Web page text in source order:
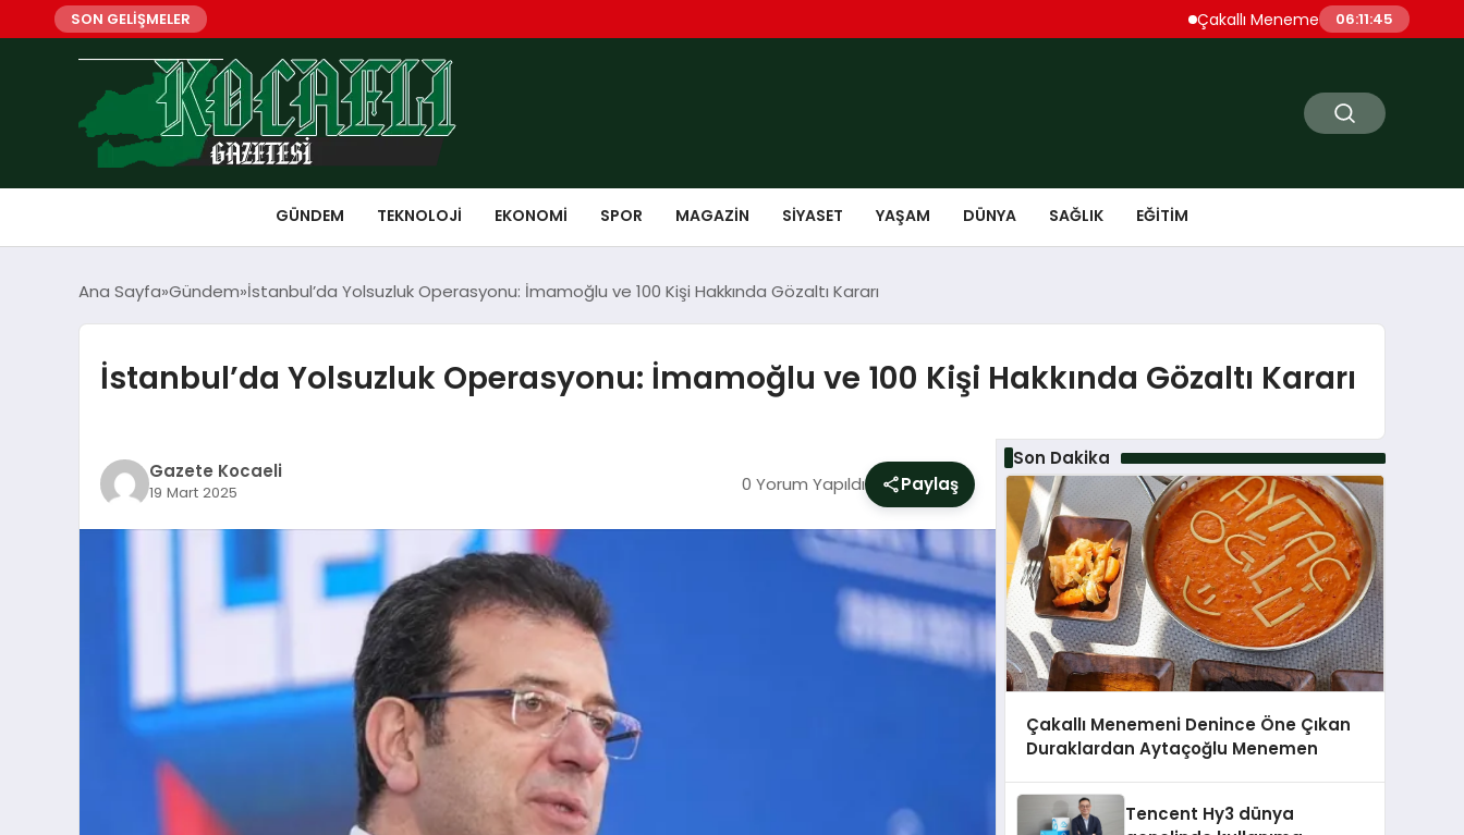
SON GELİŞMELER Çakallı Menemeni Denince Öne Çıkan
06:11:46
GÜNDEM TEKNOLOJI EKONOMI SPOR MAGAZIN SIYASET YAŞAM DÜNYA SAĞLIK EĞITIM
Ana Sayfa Gündem İstanbul’da Yolsuzluk Operasyonu: İmamoğlu ve 100 Kişi Hakkında Gözaltı Kararı
İstanbul’da Yolsuzluk Operasyonu: İmamoğlu ve 100 Kişi Hakkında Gözaltı Kararı
Gazete Kocaeli
19 Mart 2025 0 Yorum Yapıldı Paylaş
Son Dakika
Çakallı Menemeni Denince Öne Çıkan
Duraklardan Aytaçoğlu Menemen
Tencent Hy3 dünya